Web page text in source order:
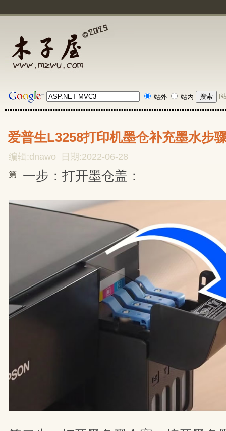
站外 站内 [
爱普生L3258打印机墨仓补充墨水步
编辑:dnawo 日期:2022-06-28
第 一步：打开墨仓盖：